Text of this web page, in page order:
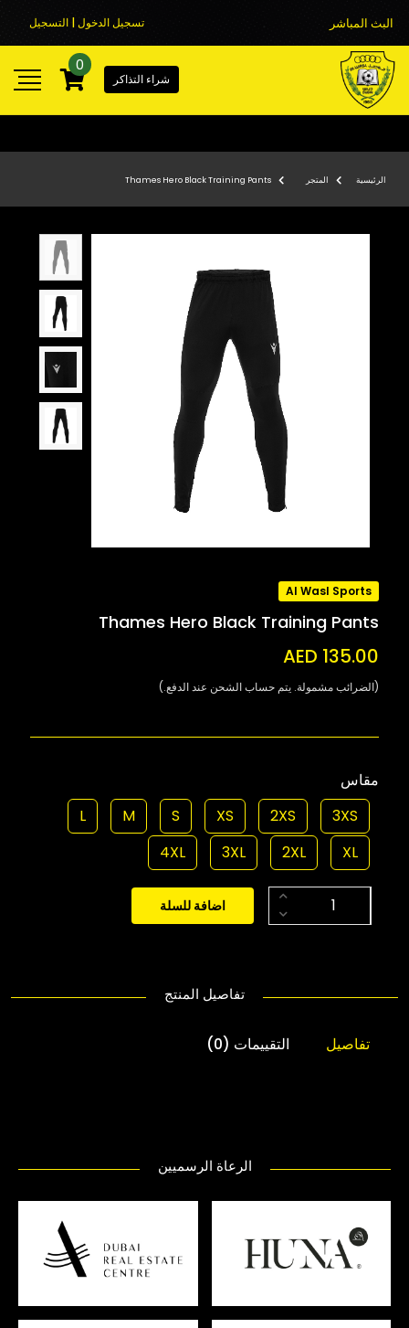
البث المباشر تسجيل الدخول | التسجيل
شراء التذاكر
0
الرئيسية المتجر Thames Hero Black Training Pants
Al Wasl Sports
Thames Hero Black Training Pants
AED 135.00
(الضرائب مشمولة. يتم حساب الشحن عند الدفع.)
مقاس
3XS
2XS
XS
S
M
L
XL
2XL
3XL
4XL
اضافة للسلة
تفاصيل المنتج
تفاصيل التقييمات (0)
الرعاة الرسميين